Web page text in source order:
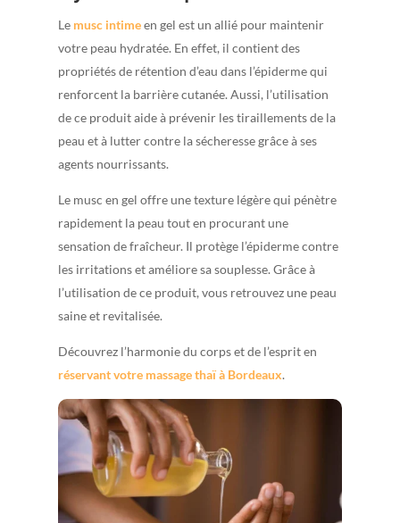
Le musc intimeen gel est un allié pour maintenir
votre peau hydratée. En effet, il contient des
propriétés de rétention d’eau dans l’épiderme qui
renforcent la barrière cutanée. Aussi, l’utilisation
de ce produit aide à prévenir les tiraillements de la
peau et à lutter contre la sécheresse grâce à ses
agents nourrissants.
Le musc en gel offre une texture légère qui pénètre
rapidement la peau tout en procurant une
sensation de fraîcheur. Il protège l’épiderme contre
les irritations et améliore sa souplesse. Grâce à
l’utilisation de ce produit, vous retrouvez une peau
saine et revitalisée.
Découvrez l’harmonie du corps et de l’esprit en
réservant votre massage thaï à Bordeaux.